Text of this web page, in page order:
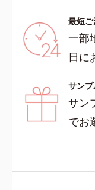
最短
一部
日に
サン
サン
でお